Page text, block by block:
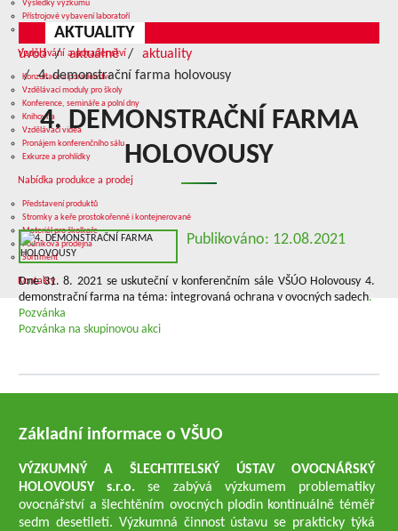
Výsledky výzkumu
Přístrojové vybavení laboratoří
Služby v oblasti výzkumu
Vzdělávání a poradenství
Konzultace a poradenství
Vzdělávací moduly pro školy
Konference, semináře a polní dny
Knihovna
Vzdělávací videa
Pronájem konferenčního sálu
Exkurze a prohlídky
Nabídka produkce a prodej
Představení produktů
Stromky a keře prostokořenné i kontejnerované
Materiál pro školkaře
Podniková prodejna
Sortiment
Kontakty
AKTUALITY
úvod aktuálně
aktuality
4. demonstrační farma holovousy
4. DEMONSTRAČNÍ FARMA
HOLOVOUSY
Publikováno: 12.08.2021
Dne 31. 8. 2021 se uskuteční v konferenčním sále VŠÚO Holovousy 4.
demonstrační farma na téma: integrovaná ochrana v ovocných sadech.
Pozvánka
Pozvánka na skupinovou akci
Základní informace o VŠUO
VÝZKUMNÝ A ŠLECHTITELSKÝ ÚSTAV OVOCNÁŘSKÝ
HOLOVOUSY s.r.o.se zabývá výzkumem problematiky
ovocnářství a šlechtěním ovocných plodin kontinuálně téměř
sedm desetiletí. Výzkumná činnost ústavu se prakticky týká